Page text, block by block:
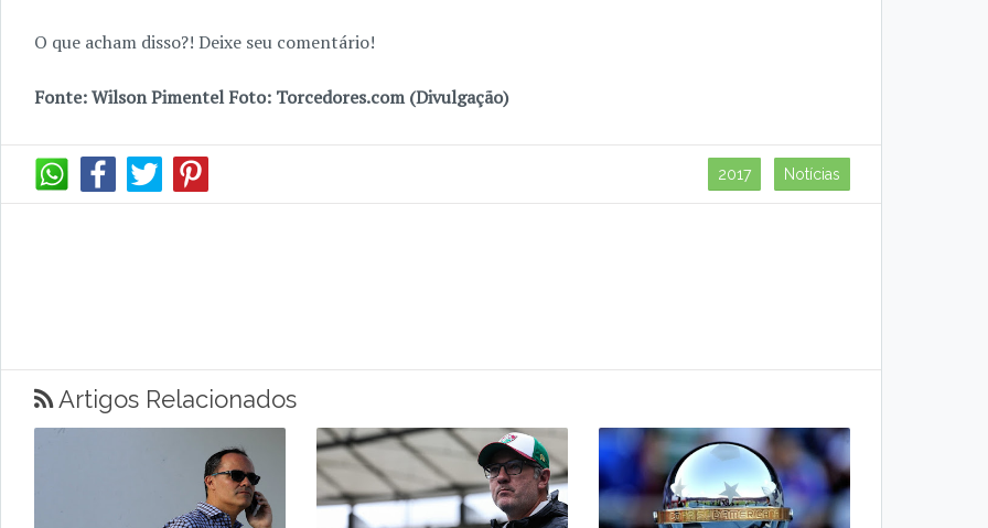
O que acham disso?! Deixe seu comentário!
Fonte: Wilson Pimentel Foto: Torcedores.com (Divulgação)
2017 Notícias
Artigos Relacionados